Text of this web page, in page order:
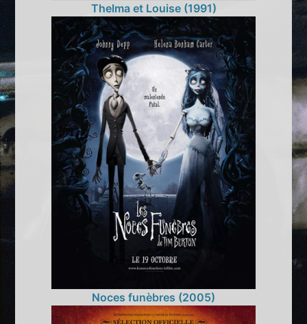
Thelma et Louise (1991)
Noces funèbres (2005)